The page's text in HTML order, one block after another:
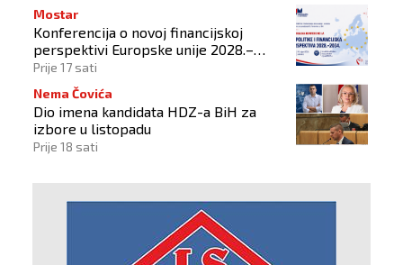
Mostar
Konferencija o novoj financijskoj
perspektivi Europske unije 2028.–
2034.
Prije 17 sati
Nema Čovića
Dio imena kandidata HDZ-a BiH za
izbore u listopadu
Prije 18 sati